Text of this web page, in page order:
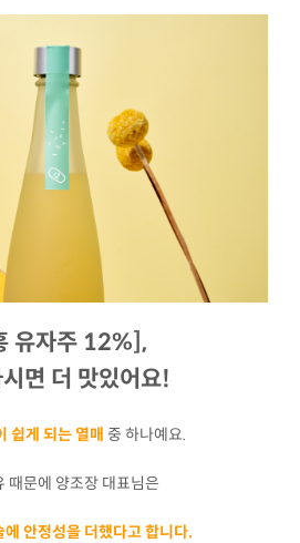
유자주 12%],
면 더 맛있어요!
쉽게 되는 열매 중 하나예요.
때문에 양조장 대표님은
에 안정성을 더했다고 합니다.